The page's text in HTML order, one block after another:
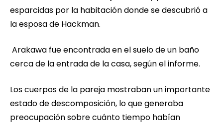
esparcidas por la habitación donde se descubrió a
la esposa de Hackman.
Arakawa fue encontrada en el suelo de un baño
cerca de la entrada de la casa, según el informe.
Los cuerpos de la pareja mostraban un importante
estado de descomposición, lo que generaba
preocupación sobre cuánto tiempo habían